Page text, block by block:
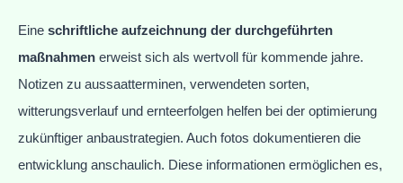
Eine schriftliche aufzeichnung der durchgeführten
maßnahmen erweist sich als wertvoll für kommende jahre.
Notizen zu aussaatterminen, verwendeten sorten,
witterungsverlauf und ernteerfolgen helfen bei der optimierung
zukünftiger anbaustrategien. Auch fotos dokumentieren die
entwicklung anschaulich. Diese informationen ermöglichen es,